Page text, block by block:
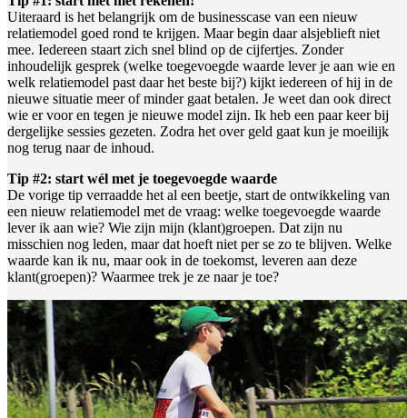
Uiteraard is het belangrijk om de businesscase van een nieuw
relatiemodel goed rond te krijgen. Maar begin daar alsjeblieft niet
mee. Iedereen staart zich snel blind op de cijfertjes. Zonder
inhoudelijk gesprek (welke toegevoegde waarde lever je aan wie en
welk relatiemodel past daar het beste bij?) kijkt iedereen of hij in de
nieuwe situatie meer of minder gaat betalen. Je weet dan ook direct
wie er voor en tegen je nieuwe model zijn. Ik heb een paar keer bij
dergelijke sessies gezeten. Zodra het over geld gaat kun je moeilijk
nog terug naar de inhoud.
Tip #2: start wél met je toegevoegde waarde
De vorige tip verraadde het al een beetje, start de ontwikkeling van
een nieuw relatiemodel met de vraag: welke toegevoegde waarde
lever ik aan wie? Wie zijn mijn (klant)groepen. Dat zijn nu
misschien nog leden, maar dat hoeft niet per se zo te blijven. Welke
waarde kan ik nu, maar ook in de toekomst, leveren aan deze
klant(groepen)? Waarmee trek je ze naar je toe?